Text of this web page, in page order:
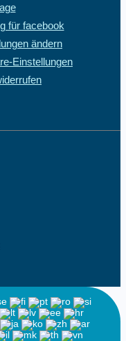
für facebook
ändern
Einstellungen